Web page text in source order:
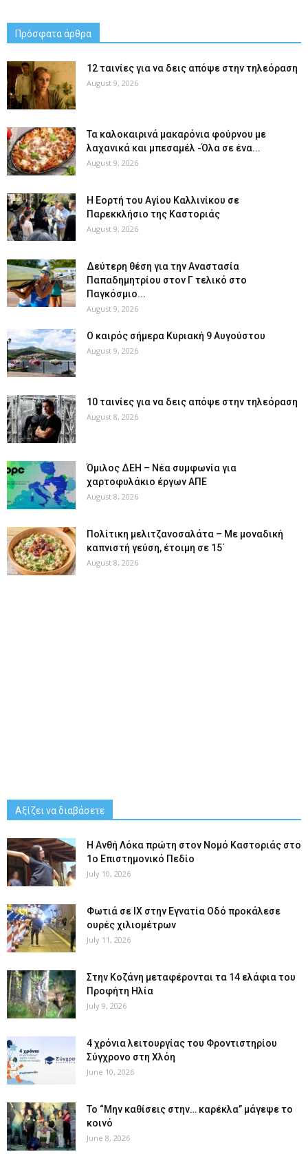
Πρόσφατα άρθρα
12 ταινίες για να δεις απόψε στην τηλεόραση
August 9, 2026
Τα καλοκαιρινά μακαρόνια φούρνου με
λαχανικά και μπεσαμέλ -Όλα σε ένα...
August 9, 2026
H Εορτή του Αγίου Καλλινίκου σε
Παρεκκλήσιο της Καστοριάς
August 9, 2026
Δεύτερη θέση για την Αναστασία
Παπαδημητρίου στον Γ τελικό στο
Παγκόσμιο...
August 9, 2026
Ο καιρός σήμερα Κυριακή 9 Αυγούστου
August 9, 2026
10 ταινίες για να δεις απόψε στην τηλεόραση
August 8, 2026
Όμιλος ΔΕΗ – Νέα συμφωνία για
χαρτοφυλάκιο έργων ΑΠΕ
August 8, 2026
Πολίτικη μελιτζανοσαλάτα – Με μοναδική
καπνιστή γεύση, έτοιμη σε 15΄
August 8, 2026
Αξίζει να διαβάσετε
Η Ανθή Λόκα πρώτη στον Νομό Καστοριάς στο
1ο Επιστημονικό Πεδίο
July 10, 2026
Φωτιά σε ΙΧ στην Εγνατία Οδό προκάλεσε
ουρές χιλιομέτρων
July 11, 2026
Στην Κοζάνη μεταφέρονται τα 14 ελάφια του
Προφήτη Ηλία
July 9, 2026
4 χρόνια λειτουργίας του Φροντιστηρίου
Σύγχρονο στη Χλόη
June 10, 2026
Το “Μην καθίσεις στην… καρέκλα” μάγεψε το
κοινό
June 8, 2026